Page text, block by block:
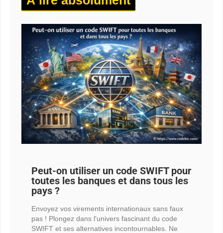
Peut-on utiliser un code SWIFT pour
toutes les banques et dans tous les
pays ?
Envoyez vos virements internationaux sans faux
pas ! Plongez dans l'univers fascinant du code
SWIFT et ses alternatives incontournables. Ne